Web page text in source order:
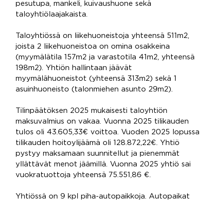
pesutupa, mankeli, kuivaushuone sekä
taloyhtiölaajakaista.
Taloyhtiössä on liikehuoneistoja yhteensä 511m2,
joista 2 liikehuoneistoa on omina osakkeina
(myymälätila 157m2 ja varastotila 41m2, yhteensä
198m2). Yhtiön hallintaan jäävät
myymälähuoneistot (yhteensä 313m2) sekä 1
asuinhuoneisto (talonmiehen asunto 29m2).
Tilinpäätöksen 2025 mukaisesti taloyhtiön
maksuvalmius on vakaa. Vuonna 2025 tilikauden
tulos oli 43.605,33€ voittoa. Vuoden 2025 lopussa
tilikauden hoitoylijäämä oli 128.872,22€. Yhtiö
pystyy maksamaan suunnitellut ja pienemmät
yllättävät menot jäämillä. Vuonna 2025 yhtiö sai
vuokratuottoja yhteensä 75.551,86 €.
Yhtiössä on 9 kpl piha-autopaikkoja. Autopaikat